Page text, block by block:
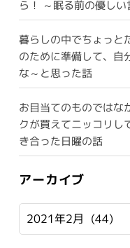
ら！ ～眠る前の優しい
暮らしの中でちょっと
のために準備して、自
な～と思った話
お目当てのものではな
クが買えてニッコリし
き合った日曜の話
アーカイブ